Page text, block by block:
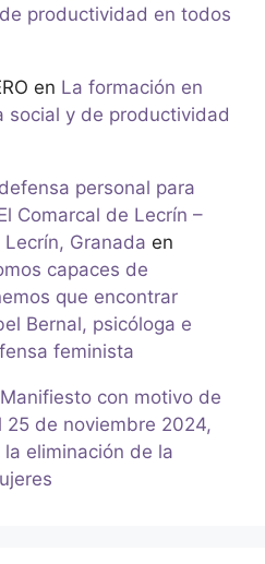
productividad en todos
en La formación en
social y de productividad
personal para
Comarcal de Lecrín –
Granada en
capaces de
que encontrar
Bernal, psicóloga e
feminista
Manifiesto con motivo de
25 de noviembre 2024,
eliminación de la